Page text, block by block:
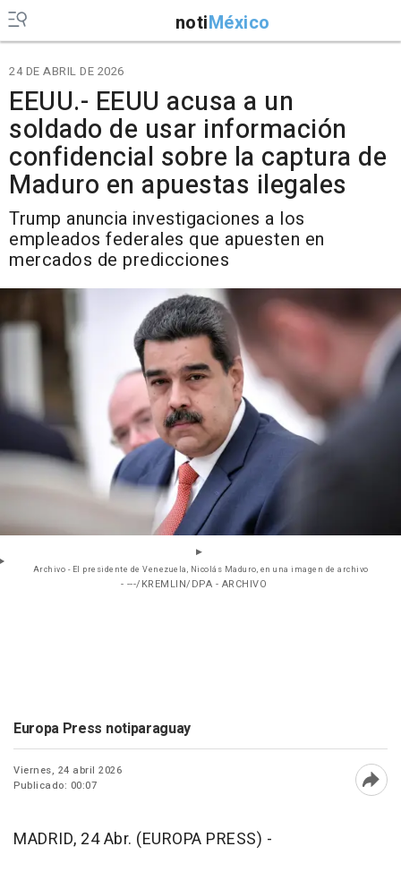
notiMéxico
24 DE ABRIL DE 2026
EEUU.- EEUU acusa a un
soldado de usar información
confidencial sobre la captura de
Maduro en apuestas ilegales
Trump anuncia investigaciones a los
empleados federales que apuesten en
mercados de predicciones
Archivo - El presidente de Venezuela, Nicolás Maduro, en una imagen de archivo
- ---/KREMLIN/DPA - ARCHIVO
Europa Press notiparaguay
Viernes, 24 abril 2026
Publicado: 00:07
MADRID, 24 Abr. (EUROPA PRESS) -